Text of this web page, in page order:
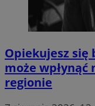
Opiekujesz się
może wpłynąć
regionie